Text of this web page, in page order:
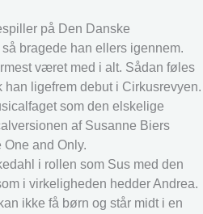
på Den Danske
bragede han ellers igennem.
været med i alt. Sådan føles
han ligefrem debut i Cirkusrevyen.
som den elskelige
af Susanne Biers
and Only.
i rollen som Sus med den
i virkeligheden hedder Andrea.
ikke få børn og står midt i en